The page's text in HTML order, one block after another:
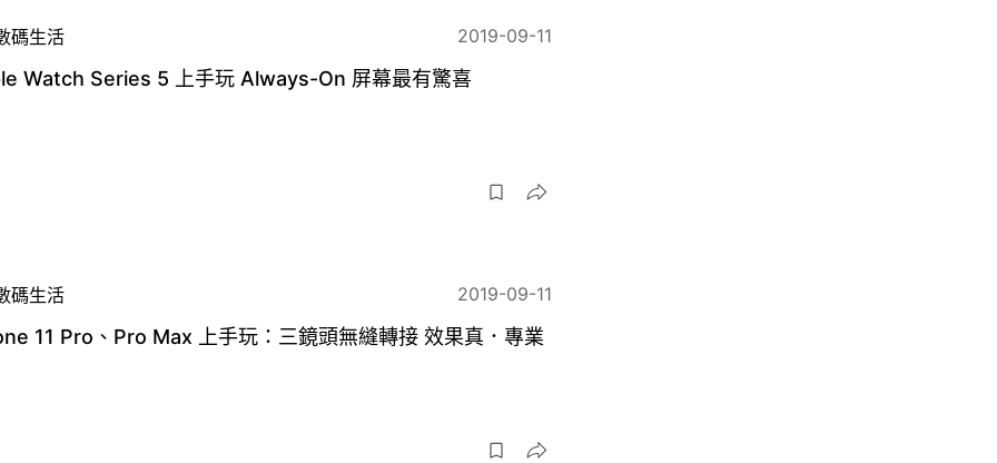
碼生活 2019-09-11
Watch Series 5 上手玩 Always-On 屏幕最有驚喜
碼生活 2019-09-11
iPhone 11 Pro、Pro Max 上手玩：三鏡頭無縫轉接 效果真．專業